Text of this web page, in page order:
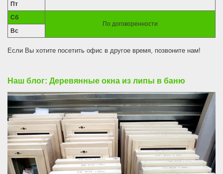
Пт
Сб
По договоренности
Вс
Если Вы хотите посетить офис в другое время, позвоните нам!
Наш блог: Деревянные окна из липы в баню